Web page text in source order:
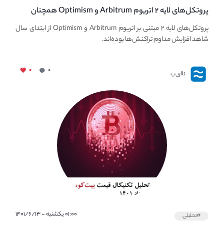
پروتکل‌های لایه ۲ اتریوم Arbitrum و Optimism همچنان
مورد توجه قرار می‌گیرند.
پروتکل‌های لایه ۲ مبتنی بر اتریوم Arbitrum و Optimism از ابتدای سال
شاهد افزایش مداوم تراکنش‌ها بوده‌اند.
نااریب ۰ ۰
#تحلیلی ۰۱:۰۰ یکشنبه - ۱۴۰۱/۶/۱۳